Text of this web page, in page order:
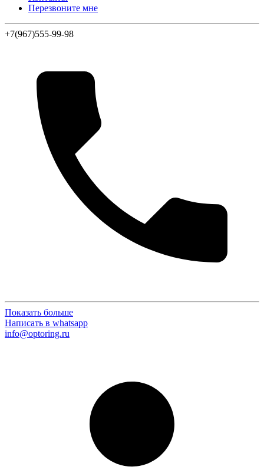
Перезвоните мне
+7(967)555-99-98
Показать больше
Написать в whatsapp
info@optoring.ru